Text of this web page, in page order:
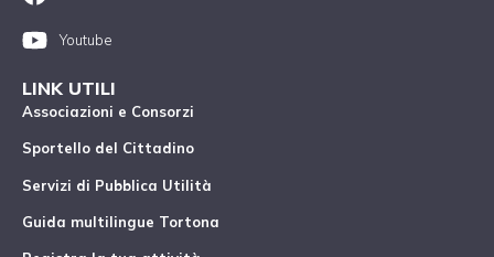
Youtube
LINK UTILI
Associazioni e Consorzi
Sportello del Cittadino
Servizi di Pubblica Utilità
Guida multilingue Tortona